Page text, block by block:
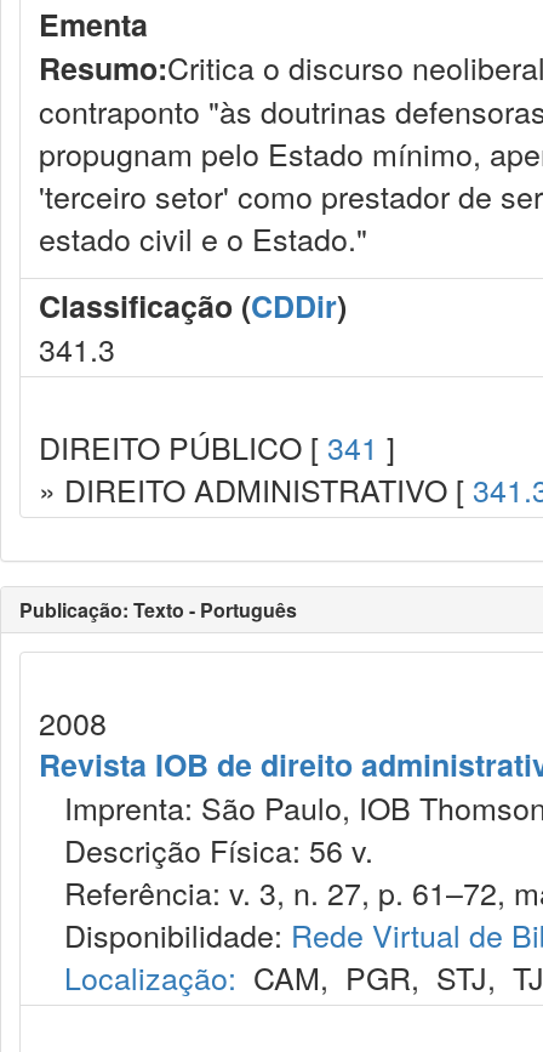
Ementa
Resumo:Critica o discurso
contraponto "às doutrinas
propugnam pelo Estado mínimo,
'terceiro setor' como prestador de
estado civil e o Estado."
Classificação (CDDir)
341.3
DIREITO PÚBLICO [ 341 ]
» DIREITO ADMINISTRATIVO [
Publicação: Texto - Português
2008
Revista IOB de direito
Imprenta: São Paulo, IOB
Descrição Física: 56 v.
Referência: v. 3, n. 27, p. 61–72,
Disponibilidade: Rede Virtual de
Localização: CAM, PGR, STJ,